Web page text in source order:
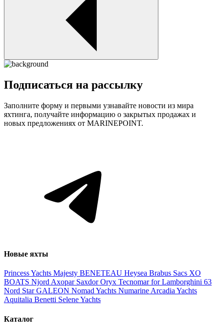
Подписаться на рассылку
Заполните форму и первыми узнавайте новости из мира
яхтинга, получайте информацию о закрытых продажах и
новых предложениях от MARINEPOINT.
Новые яхты
Princess Yachts Majesty BENETEAU Heysea Brabus Sacs XO
BOATS NjordAxopar SaxdorOryx Tecnomar for Lamborghini 63
Nord StarGALEON Nomad Yachts NumarineArcadia Yachts
Aquitalia Benetti Selene Yachts
Каталог